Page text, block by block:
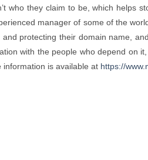
who they claim to be, which helps
manager of some of the
protecting their domain name,
with the people who depend on
is available at https://